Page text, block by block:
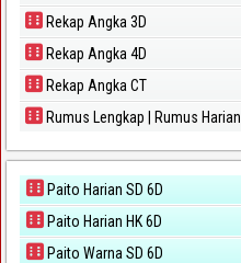
Rekap Angka 3D
Rekap Angka 4D
Rekap Angka CT
Rumus Lengkap | Rumus Harian
Paito Harian SD 6D
Paito Harian HK 6D
Paito Warna SD 6D